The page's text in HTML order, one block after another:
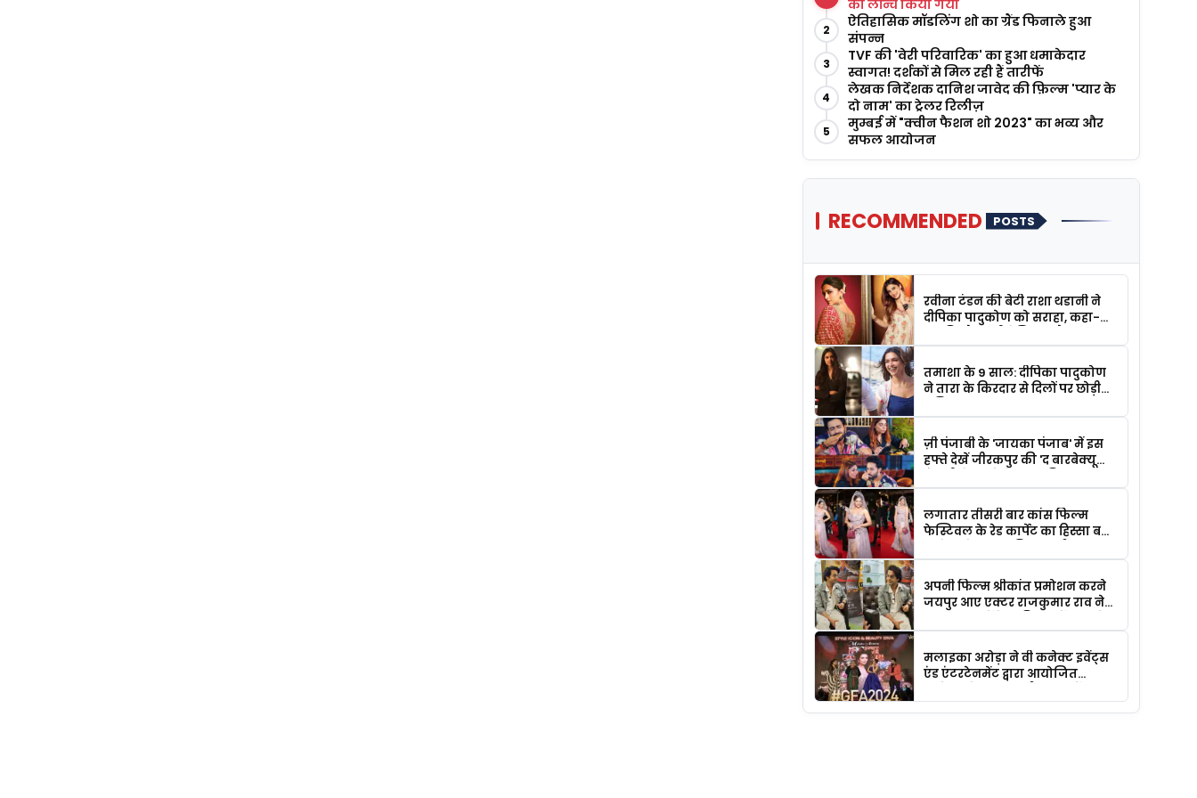
को लॉन्च किया गया
2
ऐतिहासिक मॉडलिंग शो का ग्रैंड फिनाले हुआ
संपन्न
3
TVF की 'वेरी परिवारिक' का हुआ धमाकेदार
स्वागत! दर्शकों से मिल रही हैं तारीफें
4
लेखक निर्देशक दानिश जावेद की फ़िल्म 'प्यार के
दो नाम' का ट्रेलर रिलीज़
5
मुम्बई में "क्वीन फैशन शो 2023" का भव्य और
सफल आयोजन
RECOMMENDED POSTS
रवीना टंडन की बेटी राशा थडानी ने
दीपिका पादुकोण को सराहा, कहा-
तमाशा के 9 साल: दीपिका पादुकोण
ने तारा के किरदार से दिलों पर छोड़ी
ज़ी पंजाबी के 'जायका पंजाब' में इस
हफ्ते देखें जीरकपुर की 'द बारबेक्यू
लगातार तीसरी बार कांस फिल्म
फेस्टिवल के रेड कार्पेट का हिस्सा बनीं
अपनी फिल्म श्रीकांत प्रमोशन करने
जयपुर आए एक्टर राजकुमार राव ने
की कहानी है श्रीकान्त
मलाइका अरोड़ा ने वी कनेक्ट इवेंट्स
एंड एंटरटेनमेंट द्वारा आयोजित
शिरकत की